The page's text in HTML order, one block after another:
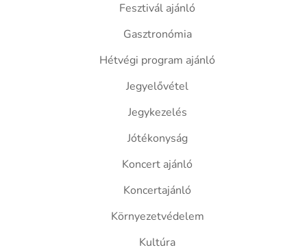
Fesztivál ajánló
Gasztronómia
Hétvégi program ajánló
Jegyelővétel
Jegykezelés
Jótékonyság
Koncert ajánló
Koncertajánló
Környezetvédelem
Kultúra